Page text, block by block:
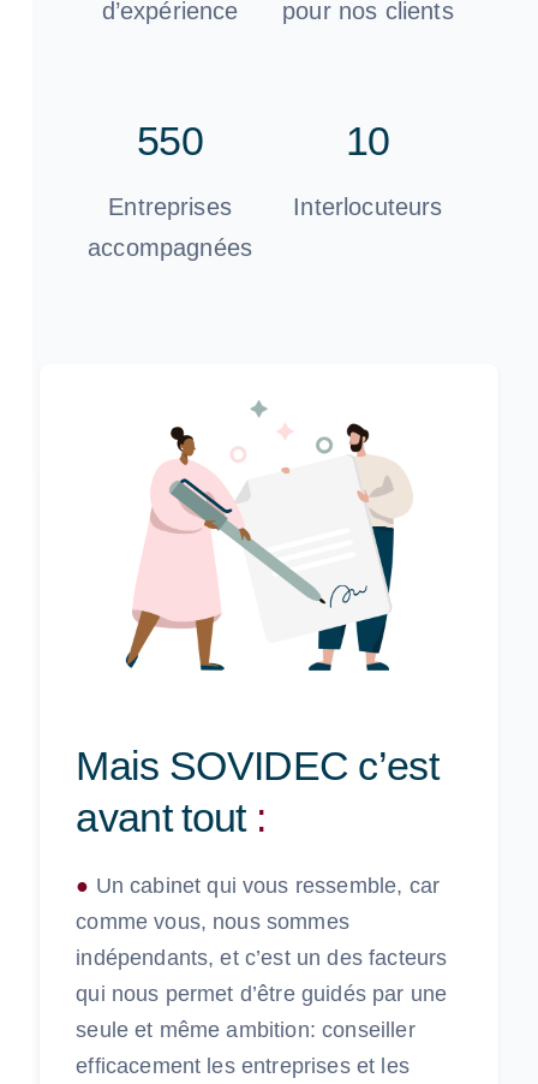
d’expérience pour nos clients
550
Entreprises
accompagnées
10
Interlocuteurs
Mais SOVIDEC c’est
avant tout :
● Un cabinet qui vous ressemble, car
comme vous, nous sommes
indépendants, et c’est un des facteurs
qui nous permet d’être guidés par une
seule et même ambition: conseiller
efficacement les entreprises et les